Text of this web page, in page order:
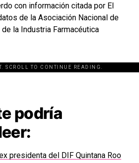
con información citada por El
de la Asociación Nacional de
la Industria Farmacéutica
SCROLL TO CONTINUE READING.
id="243463"]
podría
presidenta del DIF Quintana Roo